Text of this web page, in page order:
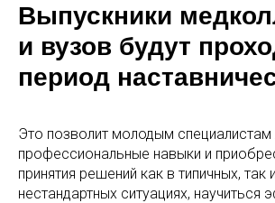
Выпускники
и вузов будут
период
Это позволит молодым
профессиональные навыки и
принятия решений как в типичных, так
нестандартных ситуациях, научиться